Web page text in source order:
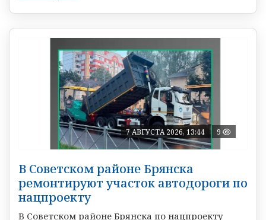
7 АВГУСТА 2026, 13:44 9
В Советском районе Брянска
ремонтируют участок автодороги по
нацпроекту
В Советском районе Брянска по нацпроекту